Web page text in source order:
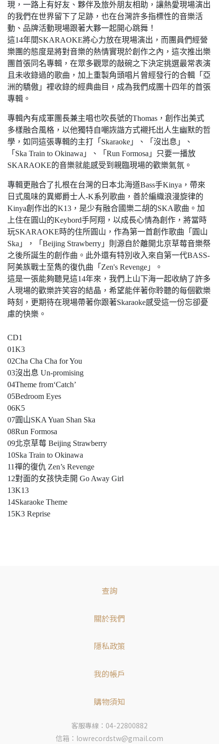
現，一路上有好友、夥伴及旅外朋友相助，讓熱愛現場演出
的我們在世界留下了足跡，也在台灣許多指標性的音樂活
動、品牌活動現場跟著大夥一起開心跳舞！
這14年間SKARAOKE將心力放在現場演出，而團員們經營
樂團的態度是將對音樂的熱情實現於創作之內，這次推出樂
團首張同名專輯，在眾多觀眾的敲碗之下決定挑選最常表演
且未收錄過的歌曲，加上重製角頭唱片曾經發行的合輯「亞
洲的驕傲」裡收錄的經典曲目，成為我們成團十四年的首張
專輯。
專輯內有成軍團長兼主唱也吹長號的Thomas，創作出美式
多樣融合風格，以他獨特自嘲詼諧方式襯托出人生幽默的哲
學，如同這張專輯的主打「Skaraoke」、「沒出息」、
「Ska Train to Okinawa」、「Run Formosa」只要一播放
SKARAOKE的音樂就能感受到親臨現場的歡樂氣氛。
專輯更融合了扎根在台灣的日本北海道Bass手Kinya，帶來
日式風味的異鄉爵士人-K系列歌曲，善於編織浪漫旋律的
Kinya創作出的K13，是少有融合國樂二胡的SKA歌曲。加
上住在圓山的Keybord手阿翔，以成長心情為創作，將當時
玩SKARAOKE時的住所圓山，作為第一首創作歌曲「圓山
Ska」，「Beijing Strawberry」則源自於離開北京草莓音樂祭
之後所誕生的創作曲。此外還有特別收入來自第一代BASS-
阿美族戰士至雋的復仇曲「Zen's Revenge」。
這是一張能夠聽見這14年來，我們上山下海一起收納了許多
人現場的歡樂許笑容的結晶，希望能伴著你聆聽的每個歡樂
時刻，更期待在現場帶著你跟著Skaraoke感受這一份忘卻憂
慮的快樂。
CD1
01K3
02Cha Cha Cha for You
03沒出息 Un-promising
04Theme from‘Catch’
05Bedroom Eyes
06K5
07圓山SKA Yuan Shan Ska
08Run Formosa
09北京草莓 Beijing Strawberry
10Ska Train to Okinawa
11禪的復仇 Zen’s Revenge
12對面的女孩快走開 Go Away Girl
13K13
14Skaraoke Theme
15K3 Reprise
查詢
關於我們
隱私政策
我的帳戶
購物須知
客服專線：04-22800882
信箱：lowrecordstw@gmail.com